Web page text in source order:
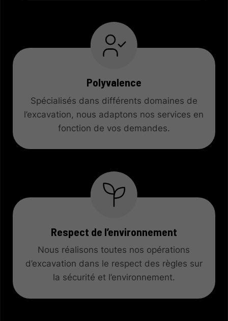
Polyvalence
Spécialisés dans différents domaines de
l’excavation, nous adaptons nos services en
fonction de vos demandes.
Respect de l’environnement
Nous réalisons toutes nos opérations
d’excavation dans le respect des règles sur
la sécurité et l’environnement.